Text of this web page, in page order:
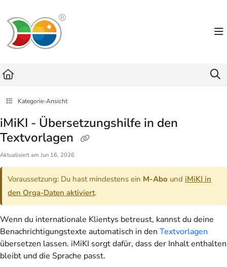
Fetch the complete documentation index at:
Use this file to discover all available pages before exploring further.
Kategorie-Ansicht
iMiKI - Übersetzungshilfe in den
Textvorlagen
Aktualisiert am Jun 16, 2026
Voraussetzung: Du hast mindestens ein M-Abo und iMiKI in
den Orga-Daten aktiviert.
Wenn du internationale Klientys betreust, kannst du deine
Benachrichtigungstexte automatisch in den Textvorlagen
übersetzen lassen. iMiKI sorgt dafür, dass der Inhalt enthalten
bleibt und die Sprache passt.